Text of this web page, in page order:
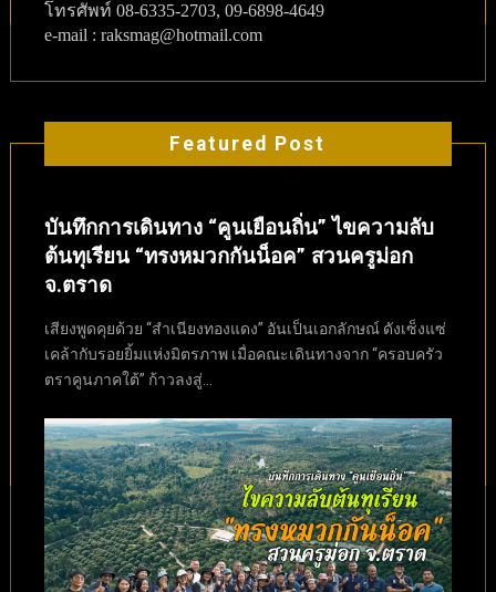
โทรศัพท์ 08-6335-2703, 09-6898-4649
e-mail : raksmag@hotmail.com
Featured Post
บันทึกการเดินทาง “คูนเยือนถิ่น” ไขความลับ
ต้นทุเรียน “ทรงหมวกกันน็อค” สวนครูม่อก
จ.ตราด
เสียงพูดคุยด้วย “สำเนียงทองแดง” อันเป็นเอกลักษณ์ ดังเซ็งแซ่
เคล้ากับรอยยิ้มแห่งมิตรภาพ เมื่อคณะเดินทางจาก “ครอบครัว
ตราคูนภาคใต้” ก้าวลงสู่...